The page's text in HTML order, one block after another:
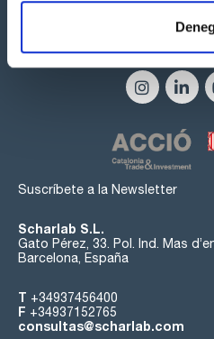
Suscríbete a la Newsletter
Scharlab S.L.
Gato Pérez, 33. Pol. Ind. Mas
Barcelona, España
T +34937456400
F +34937152765
consultas@scharlab.com